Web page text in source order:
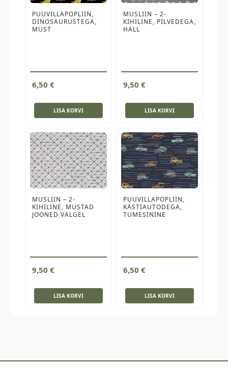
PUUVILLAPOPLIIN,
DINOSAURUSTEGA,
MUST
6,50 €
LISA KORVI
MUSLIIN – 2-
KIHILINE, PILVEDEGA,
HALL
9,50 €
LISA KORVI
MUSLIIN – 2-
KIHILINE, MUSTAD
JOONED VALGEL
9,50 €
LISA KORVI
PUUVILLAPOPLIIN,
KASTIAUTODEGA,
TUMESININE
6,50 €
LISA KORVI